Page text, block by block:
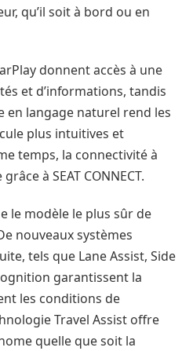
qu’il soit à bord ou en
donnent accès à une
et d’informations, tandis
en langage naturel rend les
plus intuitives et
temps, la connectivité à
à SEAT CONNECT.
le modèle le plus sûr de
nouveaux systèmes
tels que Lane Assist, Side
garantissent la
les conditions de
Travel Assist offre
quelle que soit la